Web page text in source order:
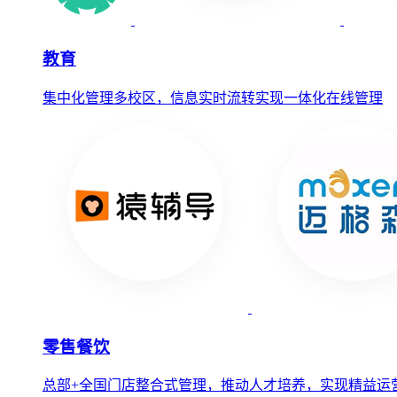
教育
集中化管理多校区，信息实时流转实现一体化在线管理
零售餐饮
总部+全国门店整合式管理，推动人才培养，实现精益运